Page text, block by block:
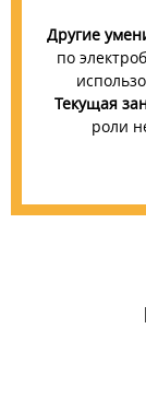
Другие
по
Текущая
роли